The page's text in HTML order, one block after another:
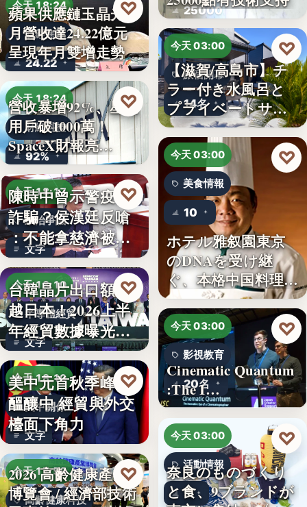
今天 18:24
財經焦點
24.22
蘋果供應鏈玉晶光7
月營收達24.22億元
呈現年月雙增走勢
♡
今天 18:24
財經科技
92%
營收暴增92%、星鏈
用戶破1000萬！
SpaceX財報亮…
♡
今天 18:17
政治爭議
文字
陳時中曾示警疫苗
詐騙？侯漢廷反嗆
：不能拿慈濟被詐
來洗白「…
♡
今天 18:10
半導體經貿
文字
台韓晶片出口額超
越日本！2026上半
年經貿數據曝光：
台積…
♡
今天 18:10
美中關係
文字
美中元首秋季峰會
醞釀中 經貿與外交
檯面下角力
♡
今天 17:59
高齡健康科技
2026 高齡健康產業
博覽會 / 經濟部技術
♡
25000
今天 03:00
旅宿開幕
14名
【滋賀/高島市】チ
ラー付き水風呂と
プライベートサウ
ナを楽…
♡
今天 03:00
美食情報
10
ホテル雅叙園東京
のDNAを受け継
ぐ、本格中国料理店
「万福…
♡
今天 03:00
影視教育
20名
Cinematic Quantum
:The I…
♡
今天 03:00
活動情報
9
奈良のものづくり
と食、9ブランドが
♡